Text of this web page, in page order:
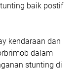
baik postif
kendaraan dan
dalam
stunting di